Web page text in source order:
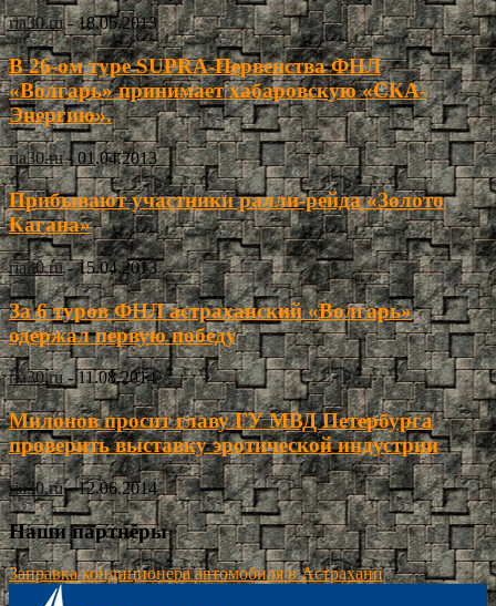
ria30.ru - 18.05.2013
В 26-ом туре SUPRA-Первенства ФНЛ
«Волгарь» принимает хабаровскую «СКА-
Энергию».
ria30.ru - 01.04.2013
Прибывают участники ралли-рейда «Золото
Кагана»
ria30.ru - 15.04.2013
За 6 туров ФНЛ астраханский «Волгарь»
одержал первую победу
ria30.ru - 11.08.2014
Милонов просит главу ГУ МВД Петербурга
проверить выставку эротической индустрии
ria30.ru - 12.06.2014
Наши партнёры
Заправка кондиционера автомобиля в Астрахани